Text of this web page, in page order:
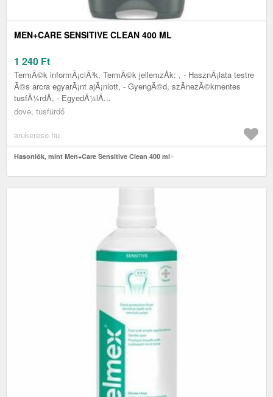
MEN+CARE SENSITIVE CLEAN 400 ML
1 240 Ft
TermÃ©k informÃ¡ciÃ³k, TermÃ©k jellemzÅk: , - HasznÃ¡lata testre
Ã©s arcra egyarÃ¡nt ajÃ¡nlott, - GyengÃ©d, szÃ­nezÃ©kmentes
tusfÃ¼rdÅ, - EgyedÃ¼lÃ...
dove, tusfürdő
arukereso.hu
Hasonlók, mint Men+Care Sensitive Clean 400 ml